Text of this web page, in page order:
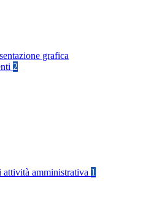
grafica
2
attività amministrativa 1